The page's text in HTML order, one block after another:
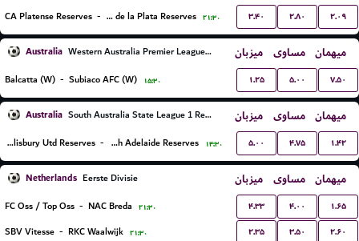
CA Platense Reserves - Estudiantes de la Plata Reserves ۲۱:۳۰ ۳.۴۰ ۲.۸۰ ۲.۰۹
Australia Western Australia Premier League Women میزبان مساوی میهمان
Balcatta (W) - Subiaco AFC (W) ۱۵:۳۰ ۱.۲۵ ۵.۰۰ ۷.۵۰
Australia South Australia State League 1 Reserves میزبان مساوی میهمان
Salisbury Utd Reserves - South Adelaide Reserves ۱۴:۳۰ ۵.۰۰ ۴.۷۵ ۱.۴۲
Netherlands Eerste Divisie میزبان مساوی میهمان
FC Oss / Top Oss - NAC Breda ۲۱:۳۰ ۴.۳۳ ۴.۰۰ ۱.۶۵
SBV Vitesse - RKC Waalwijk ۲۱:۳۰ ۲.۳۵ ۳.۵۰ ۲.۶۰